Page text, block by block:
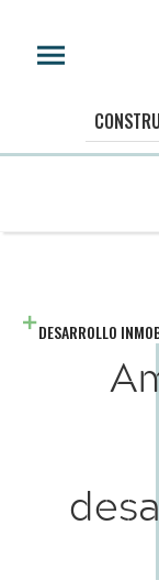
DESARROLLO